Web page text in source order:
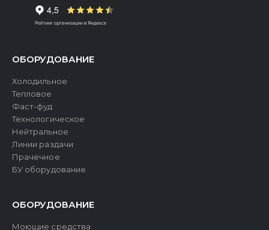
ОБОРУДОВАНИЕ
Холодильное
Тепловое
Фаст-фуд
Технологическое
Нейтральное
Линии раздачи
Прачечное
БУ оборудование
ОБОРУДОВАНИЕ
Моющие средства